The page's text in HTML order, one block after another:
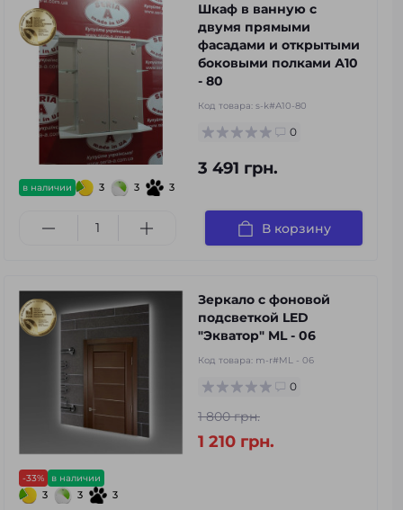
в наличии 3 3 3
Шкаф в ванную с
двумя прямыми
фасадами и открытыми
боковыми полками А10
- 80
Код товара: s-k#А10-80
0
3 491 грн.
В корзину
-33% в наличии
3 3 3
Зеркало с фоновой
подсветкой LED
"Экватор" ML - 06
Код товара: m-r#ML - 06
0
1 800 грн.
1 210 грн.